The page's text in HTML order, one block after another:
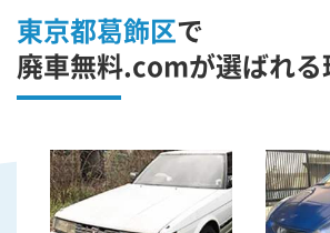
東京都葛飾区で
廃車無料.comが選ばれる